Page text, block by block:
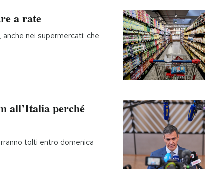
a rate
nei supermercati: che
all’Italia perché
tolti entro domenica